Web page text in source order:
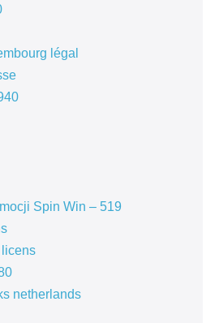
légal
Spin Win – 519
netherlands